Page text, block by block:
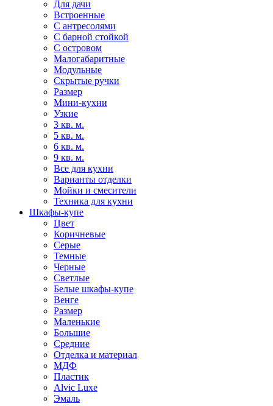
Для дачи
Встроенные
С антресолями
С барной стойкой
С островом
Малогабаритные
Модульные
Скрытые ручки
Размер
Мини-кухни
Узкие
3 кв. м.
5 кв. м.
6 кв. м.
9 кв. м.
Все для кухни
Варианты отделки
Мойки и смесители
Техника для кухни
Шкафы-купе
Цвет
Коричневые
Серые
Темные
Черные
Светлые
Белые шкафы-купе
Венге
Размер
Маленькие
Большие
Средние
Отделка и материал
МДФ
Пластик
Alvic Luxe
Эмаль